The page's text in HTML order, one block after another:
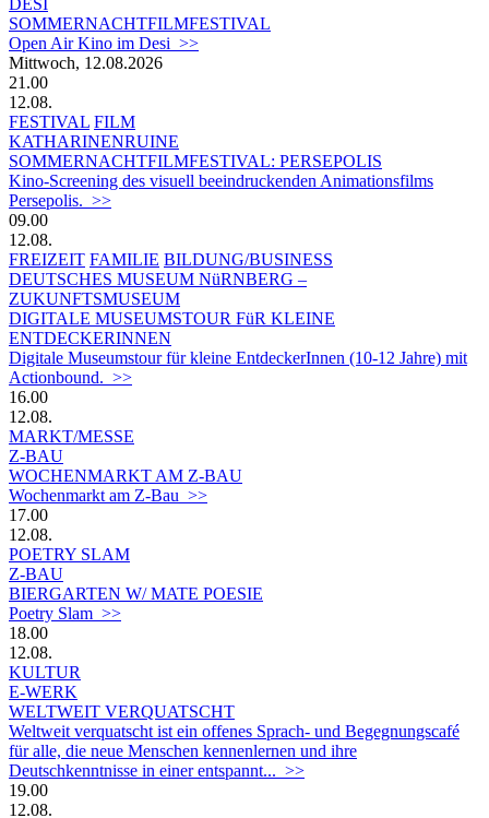
SOMMERNACHTFILMFESTIVAL
Open Air Kino im Desi >>
Mittwoch, 12.08.2026
21.00
12.08.
FESTIVAL FILM
KATHARINENRUINE
SOMMERNACHTFILMFESTIVAL: PERSEPOLIS
Kino-Screening des visuell beeindruckenden Animationsfilms
Persepolis. >>
09.00
12.08.
FREIZEIT FAMILIE BILDUNG/BUSINESS
DEUTSCHES MUSEUM NüRNBERG –
ZUKUNFTSMUSEUM
DIGITALE MUSEUMSTOUR FüR KLEINE
ENTDECKERINNEN
Digitale Museumstour für kleine EntdeckerInnen (10-12 Jahre) mit
Actionbound. >>
16.00
12.08.
MARKT/MESSE
Z-BAU
WOCHENMARKT AM Z-BAU
Wochenmarkt am Z-Bau >>
17.00
12.08.
POETRY SLAM
Z-BAU
BIERGARTEN W/ MATE POESIE
Poetry Slam >>
18.00
12.08.
KULTUR
E-WERK
WELTWEIT VERQUATSCHT
Weltweit verquatscht ist ein offenes Sprach- und Begegnungscafé
für alle, die neue Menschen kennenlernen und ihre
Deutschkenntnisse in einer entspannt... >>
19.00
12.08.